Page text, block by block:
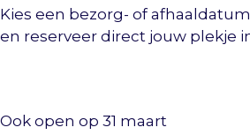
Kies een bezorg- of afhaaldatum
en reserveer direct jouw plekje
Ook open op 31 maart